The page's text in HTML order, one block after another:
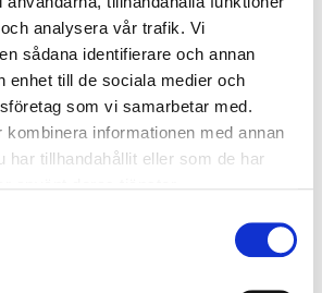
analysera vår trafik. Vi
sådana identifierare och annan
enhet till de sociala medier och
som vi samarbetar med.
informationen med annan
har tillhandahållit eller som de har
av skivmaterial i UV-beständigt
som ger ett neutralt intryck som
miljöer. Väggarna finns i ett urval av
ingår som standard.
väggsektioner av lätt transparent metall
ingår som standard.